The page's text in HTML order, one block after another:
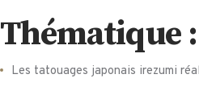
Thématique
Les tatouages japonais irezumi